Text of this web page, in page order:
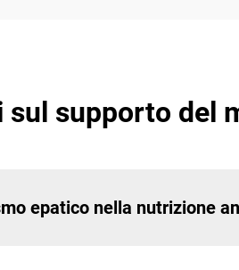
sul supporto del
epatico nella nutrizione